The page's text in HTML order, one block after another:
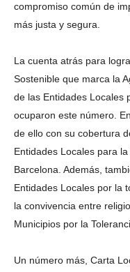
compromiso común de
más justa y segura.
La cuenta atrás para
Sostenible que marca la
de las Entidades Locales
ocuparon este número.
de ello con su cobertura
Entidades Locales para
Barcelona. Además,
Entidades Locales por la
la convivencia entre
Municipios por la
Un número más, Carta